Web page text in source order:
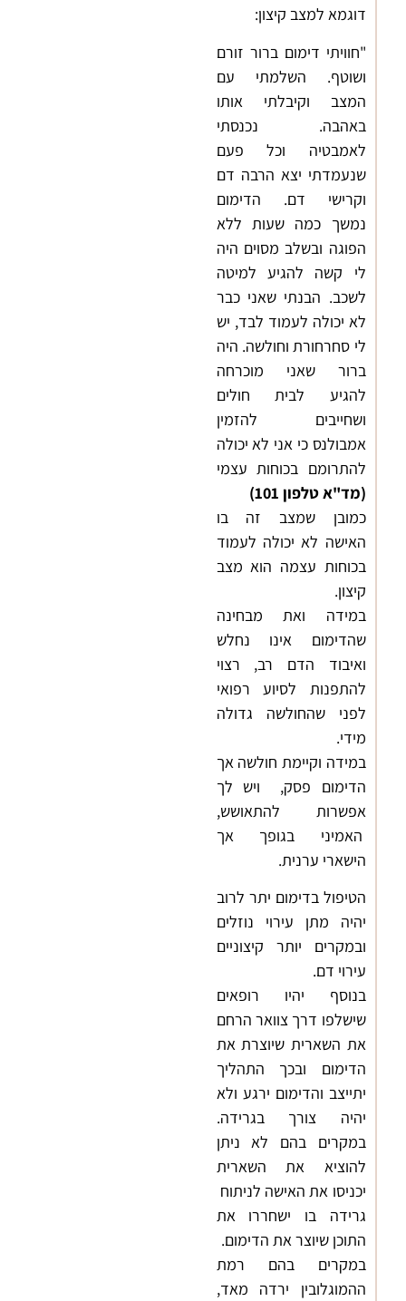
דוגמא למצב קיצון:
"חוויתי דימום ברור זורם
ושוטף. השלמתי עם
המצב וקיבלתי אותו
באהבה. נכנסתי
לאמבטיה וכל פעם
שנעמדתי יצא הרבה דם
וקרישי דם. הדימום
נמשך כמה שעות ללא
הפוגה ובשלב מסוים היה
לי קשה להגיע למיטה
לשכב. הבנתי שאני כבר
לא יכולה לעמוד לבד, יש
לי סחרחורת וחולשה. היה
ברור שאני מוכרחה
להגיע לבית חולים
ושחייבים להזמין
אמבולנס כי אני לא יכולה
להתרומם בכוחות עצמי
(מד"א טלפון 101)
כמובן שמצב זה בו
האישה לא יכולה לעמוד
בכוחות עצמה הוא מצב
קיצון.
במידה ואת מבחינה
שהדימום אינו נחלש
ואיבוד הדם רב, רצוי
להתפנות לסיוע רפואי
לפני שהחולשה גדולה
מידי.
במידה וקיימת חולשה אך
הדימום פסק, ויש לך
אפשרות להתאושש,
האמיני בגופך אך
הישארי ערנית.
הטיפול בדימום יתר לרוב
יהיה מתן עירוי נוזלים
ובמקרים יותר קיצוניים
עירוי דם.
בנוסף יהיו רופאים
שישלפו דרך צוואר הרחם
את השארית שיוצרת את
הדימום ובכך התהליך
יתייצב והדימום ירגע ולא
יהיה צורך בגרידה.
במקרים בהם לא ניתן
להוציא את השארית
יכניסו את האישה לניתוח
גרידה בו ישחררו את
התוכן שיוצר את הדימום.
במקרים בהם רמת
ההמוגלובין ירדה מאד,